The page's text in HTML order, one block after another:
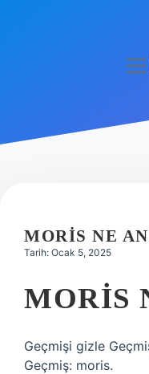
Hakkımızda
MORIS NE
Tarih: Ocak 5, 2025
MORIS
Geçmişi gizle
Geçmiş: moris.